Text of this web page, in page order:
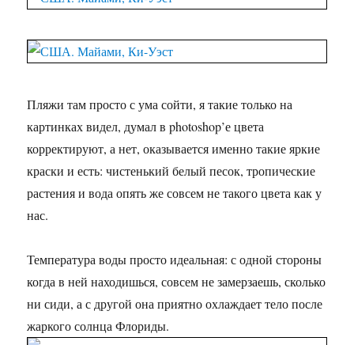
Пляжи там просто с ума сойти, я такие только на
картинках видел, думал в photoshop’е цвета
корректируют, а нет, оказывается именно такие яркие
краски и есть: чистенький белый песок, тропические
растения и вода опять же совсем не такого цвета как у
нас.
Температура воды просто идеальная: с одной стороны
когда в ней находишься, совсем не замерзаешь, сколько
ни сиди, а с другой она приятно охлаждает тело после
жаркого солнца Флориды.